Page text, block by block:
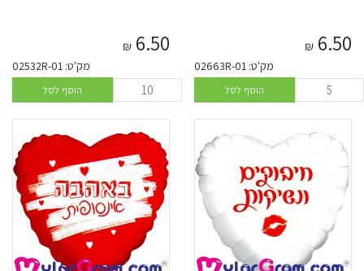
6.50
₪
מק'ט: 02663R-01
הוסף לסל
6.50
₪
מק'ט: 02532R-01
הוסף לסל